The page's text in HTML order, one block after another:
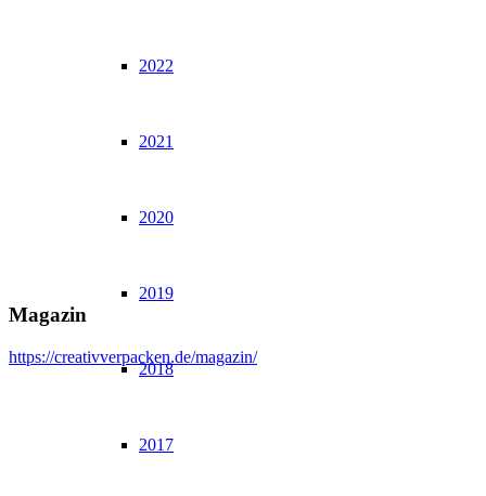
2022
2021
2020
2019
2018
2017
Magazin
https://creativverpacken.de/magazin/